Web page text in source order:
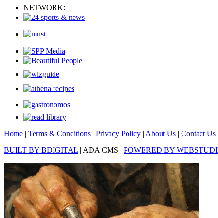
NETWORK:
Home | Terms & Conditions | Privacy Policy | About Us | Contact Us
BUILT BY BDIGITAL | ADA CMS | POWERED BY